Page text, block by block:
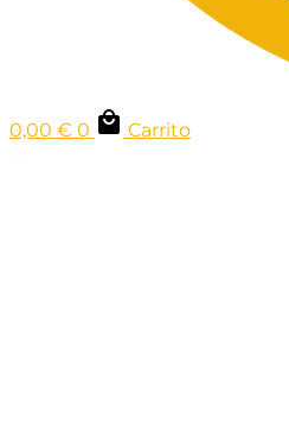
0,00 € 0 Carrito